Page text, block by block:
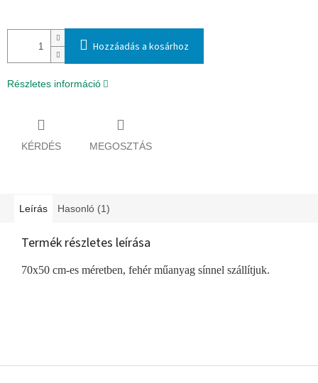
Hozzáadás a kosárhoz
Részletes információ
KÉRDÉS MEGOSZTÁS
Leírás Hasonló (1)
Termék részletes leírása
70x50 cm-es méretben, fehér műanyag sínnel szállítjuk.
L